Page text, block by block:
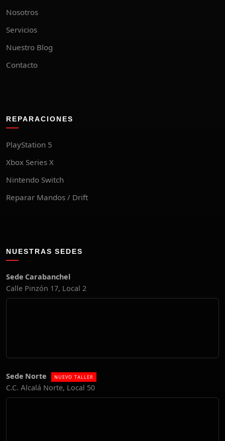
Nosotros
Servicios
Nuestro Blog
Contacto
REPARACIONES
PlayStation 5
Xbox Series X
Nintendo Switch
Reparar Mandos / Drift
NUESTRAS SEDES
Sede Carabanchel
Calle Pinzón 17, Local 2
Sede Norte NUEVO TALLER
C.C. Alcalá Norte, Local 50